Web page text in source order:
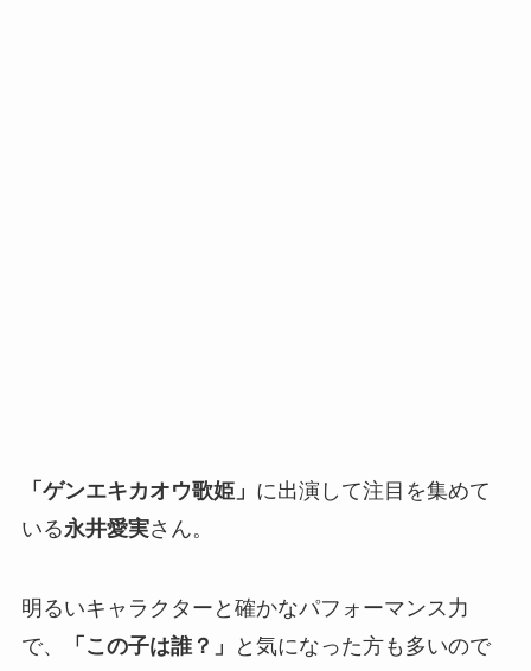
「ゲンエキカオウ歌姫」 に出演して注目を集めて
いる永井愛実さん。
明るいキャラクターと確かなパフォーマンス力
で、
「この子は誰？」
と気になった方も多いので